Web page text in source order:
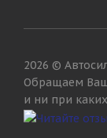
2026 ©
Обращаем
и ни при